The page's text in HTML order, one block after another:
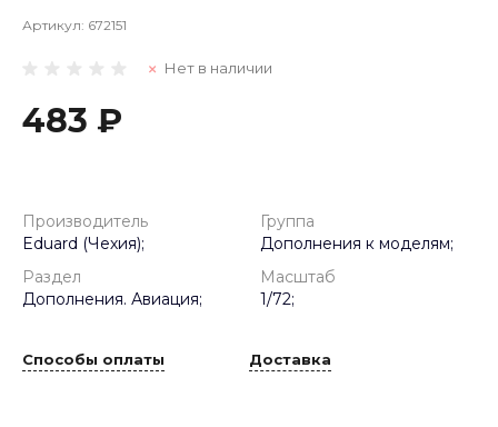
Артикул: 672151
Нет в наличии
483 ₽
Производитель
Eduard (Чехия);
Группа
Дополнения к моделям;
Раздел
Дополнения. Авиация;
Масштаб
1/72;
Способы оплаты Доставка